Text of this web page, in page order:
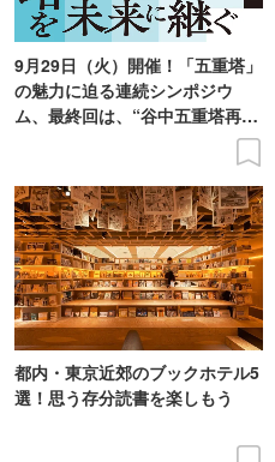
9月29日（火）開催！「五重塔」
の魅力に迫る連続シンポジウ
ム、最終回は、“谷中五重塔再建
都内・東京近郊のブックホテル5
選！思う存分読書を楽しもう